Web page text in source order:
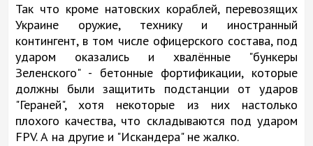
Так что кроме натовских кораблей, перевозящих
Украине оружие, технику и иностранный
контингент, в том числе офицерского состава, под
ударом оказались и хвалённые "бункеры
Зеленского" - бетонные фортификации, которые
должны были защитить подстанции от ударов
"Гераней", хотя некоторые из них настолько
плохого качества, что складываются под ударом
FPV. А на другие и "Искандера" не жалко.